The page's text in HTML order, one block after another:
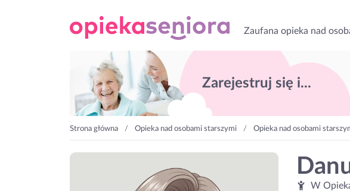
Zaufana opieka nad
Zarejestruj się i...
Strona główna Opieka nad osobami starszymi Opieka nad osobami
W